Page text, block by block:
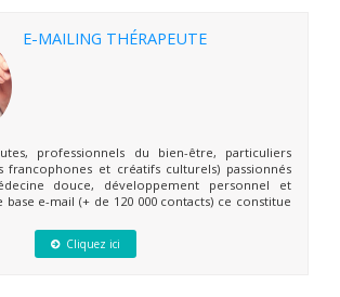
E-MAILING THÉRAPEUTE
professionnels du bien-être, particuliers
francophones et créatifs culturels) passionnés
douce, développement personnel et
e-mail (+ de 120 000 contacts) ce constitue
Cliquez ici